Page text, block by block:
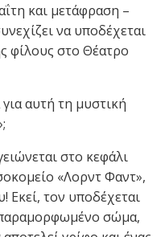
και μετάφραση –
να υποδέχεται
φίλους στο Θέατρο
αυτή τη μυστική
στο κεφάλι
«Λορντ Φαντ»,
Εκεί, τον υποδέχεται
σώμα,